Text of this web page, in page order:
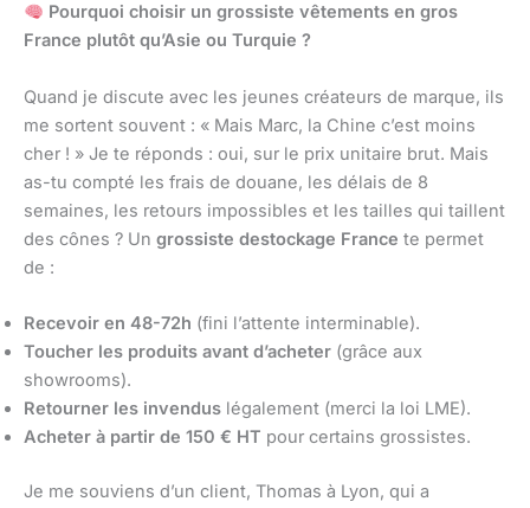
Pourquoi choisir un grossiste vêtements en gros
France plutôt qu’Asie ou Turquie ?
Quand je discute avec les jeunes créateurs de marque, ils
me sortent souvent : « Mais Marc, la Chine c’est moins
cher ! » Je te réponds : oui, sur le prix unitaire brut. Mais
as-tu compté les frais de douane, les délais de 8
semaines, les retours impossibles et les tailles qui taillent
des cônes ? Un grossiste destockage France te permet
de :
Recevoir en 48-72h (fini l’attente interminable).
Toucher les produits avant d’acheter (grâce aux
showrooms).
Retourner les invendus légalement (merci la loi LME).
Acheter à partir de 150 € HT pour certains grossistes.
Je me souviens d’un client, Thomas à Lyon, qui a